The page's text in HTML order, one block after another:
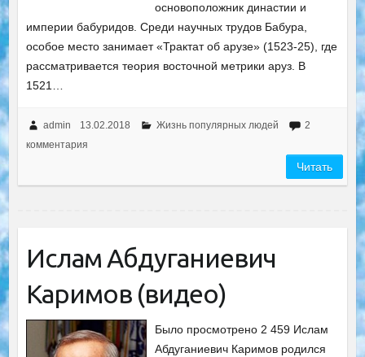
основоположник династии и
империи бабуридов. Среди научных трудов Бабура,
особое место занимает «Трактат об арузе» (1523-25), где
рассматривается теория восточной метрики аруз. В
1521…
admin 13.02.2018 Жизнь популярных людей
2
комментария
Читать
Ислам Абдуганиевич
Каримов (видео)
Было просмотрено 2 459 Ислам
Абдуганиевич Каримов родился